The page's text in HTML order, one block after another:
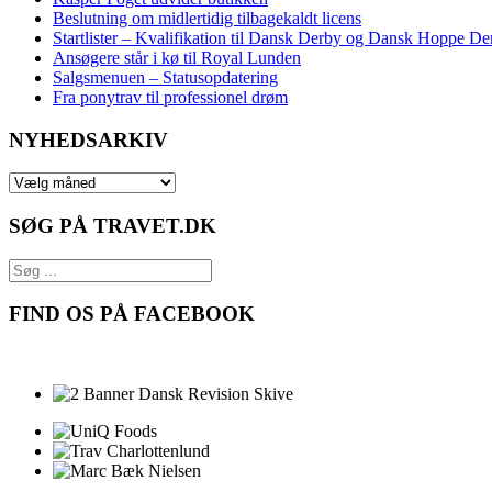
Beslutning om midlertidig tilbagekaldt licens
Startlister – Kvalifikation til Dansk Derby og Dansk Hoppe
Ansøgere står i kø til Royal Lunden
Salgsmenuen – Statusopdatering
Fra ponytrav til professionel drøm
NYHEDSARKIV
NYHEDSARKIV
SØG PÅ TRAVET.DK
FIND OS PÅ FACEBOOK